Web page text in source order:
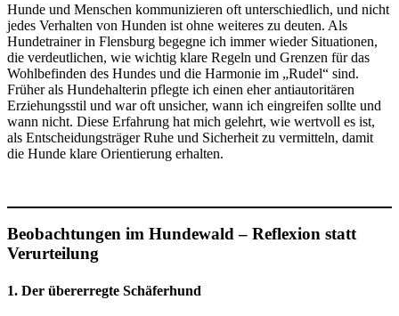
Hunde und Menschen kommunizieren oft unterschiedlich, und nicht
jedes Verhalten von Hunden ist ohne weiteres zu deuten. Als
Hundetrainer in Flensburg begegne ich immer wieder Situationen,
die verdeutlichen, wie wichtig klare Regeln und Grenzen für das
Wohlbefinden des Hundes und die Harmonie im „Rudel“ sind.
Früher als Hundehalterin pflegte ich einen eher antiautoritären
Erziehungsstil und war oft unsicher, wann ich eingreifen sollte und
wann nicht. Diese Erfahrung hat mich gelehrt, wie wertvoll es ist,
als Entscheidungsträger Ruhe und Sicherheit zu vermitteln, damit
die Hunde klare Orientierung erhalten.
Beobachtungen im Hundewald – Reflexion statt
Verurteilung
1. Der übererregte Schäferhund